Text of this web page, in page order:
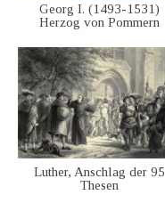
Georg I. (1493-1531)
Herzog von Pommern
Luther, Anschlag der 95
Thesen